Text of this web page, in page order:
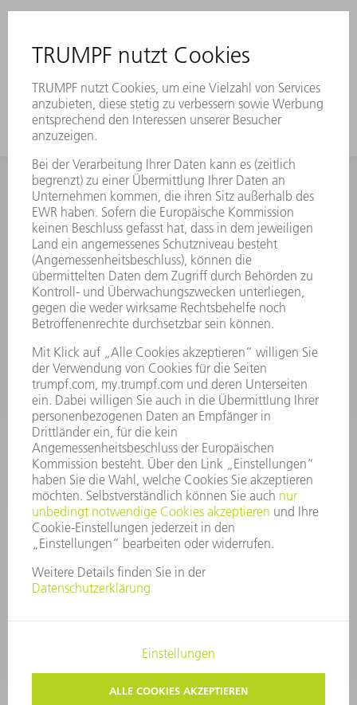
INFORMATION
Häufig gestellte Fragen
Allgemeine Geschäftsbedingungen
KONTAKT
Kundenbetreuung TRUMPF Werkzeugmaschinen
+49 7156 303 33222
Mo - Fr: 07:30 - 17:30 Uhr
Erweiterte Rufbereitschaft per Service App Mo - Fr:
06:30 - 20.00 Uhr Sa: 07:00 - 12:00 Uhr
Kundenbetreuung@trumpf.com
KONTAKT
Service TRUMPF Lasertechnik
+49 7156 303 37444
Mo - Fr: 07:30 - 18:00 Uhr
Additive Manufacturing 07:30 - 17:30 Uhr
spareparts.tld@trumpf.com
COPYRIGHT UND MARKENZEICHEN
NUTZUNGSBEDINGUNGEN